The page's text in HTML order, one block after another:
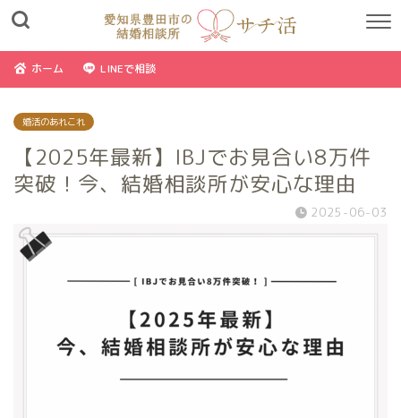
ホーム LINEで相談
婚活のあれこれ
【2025年最新】IBJでお見合い8万件
突破！今、結婚相談所が安心な理由
2025-06-03